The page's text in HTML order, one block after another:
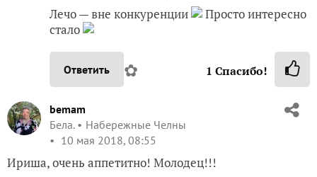
Лечо — вне конкуренции
Просто интересно
стало
Ответить ✿ 1 Спасибо!
bemam
Бела.
Набережные Челны
10 мая 2018, 08:55
Ириша, очень аппетитно! Молодец!!!